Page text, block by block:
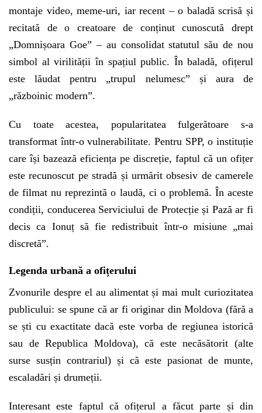
montaje video, meme-uri, iar recent – o baladă scrisă și
recitată de o creatoare de conținut cunoscută drept
„Domnișoara Goe” – au consolidat statutul său de nou
simbol al virilității în spațiul public. În baladă, ofițerul
este lăudat pentru „trupul nelumesc” și aura de
„războinic modern”.
Cu toate acestea, popularitatea fulgerătoare s-a
transformat într-o vulnerabilitate. Pentru SPP, o instituție
care își bazează eficiența pe discreție, faptul că un ofițer
este recunoscut pe stradă și urmărit obsesiv de camerele
de filmat nu reprezintă o laudă, ci o problemă. În aceste
condiții, conducerea Serviciului de Protecție și Pază ar fi
decis ca Ionuț să fie redistribuit într-o misiune „mai
discretă”.
Legenda urbană a ofițerului
Zvonurile despre el au alimentat și mai mult curiozitatea
publicului: se spune că ar fi originar din Moldova (fără a
se ști cu exactitate dacă este vorba de regiunea istorică
sau de Republica Moldova), că este necăsătorit (alte
surse susțin contrariul) și că este pasionat de munte,
escaladări și drumeții.
Interesant este faptul că ofițerul a făcut parte și din